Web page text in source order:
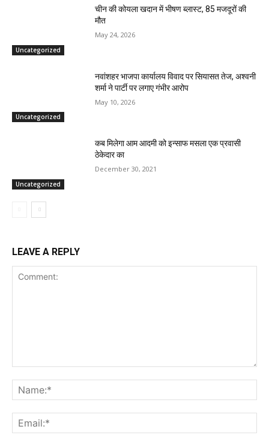
Uncategorized
चीन की कोयला खदान में भीषण ब्लास्ट, 85 मजदूरों की
मौत
May 24, 2026
Uncategorized
नवांशहर भाजपा कार्यालय विवाद पर सियासत तेज, अश्वनी
शर्मा ने पार्टी पर लगाए गंभीर आरोप
May 10, 2026
Uncategorized
कब मिलेगा आम आदमी को इन्साफ मसला एक प्रवासी
ठेकेदार का
December 30, 2021
LEAVE A REPLY